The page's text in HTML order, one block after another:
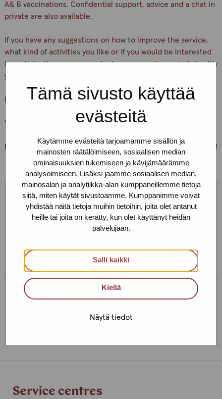
Tämä sivusto käyttää
evästeitä
Käytämme evästeitä tarjoamamme sisällön ja
mainosten räätälöimiseen, sosiaalisen median
ominaisuuksien tukemiseen ja kävijämäärämme
analysoimiseen. Lisäksi jaamme sosiaalisen median,
mainosalan ja analytiikka-alan kumppaneillemme tietoja
siitä, miten käytät sivustoamme. Kumppanimme voivat
yhdistää näitä tietoja muihin tietoihin, joita olet antanut
heille tai joita on kerätty, kun olet käyttänyt heidän
palvelujaan.
Salli kaikki
Kiellä
Näytä tiedot
A& B vaccinations. Confidential support, advice and a chat in
private are also available.
If you have any suggestions on how to improve the service,
what kind of activities you like or if you would be interested
in participating as a peer volunteer, we are happy to talk with
you.
Let’s keep ourselves and others safe!
You are warmly welcome, Pro-tukipiste staff
PS. You can also just pick up condoms and lubricants for free!
We are open every weekday.
If you want to make an appointment, you can just call
can’t come to the office!
Service centre Helsinki
+358 (0)40 650 3705
Service centres